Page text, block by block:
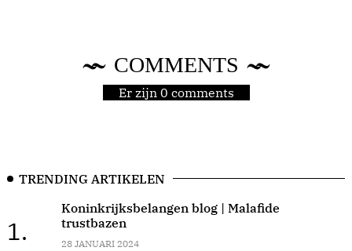
COMMENTS
Er zijn 0 comments
TRENDING ARTIKELEN
1.
Koninkrijksbelangen blog | Malafide
trustbazen
28 JANUARI 2024